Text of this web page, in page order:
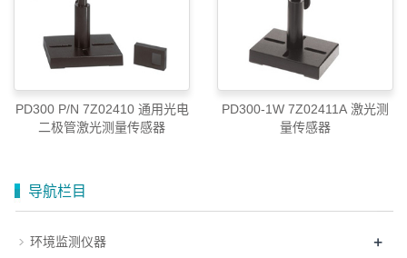
PD300 P/N 7Z02410 通用光电
二极管激光测量传感器
PD300-1W 7Z02411A 激光测
量传感器
导航栏目
环境监测仪器 +